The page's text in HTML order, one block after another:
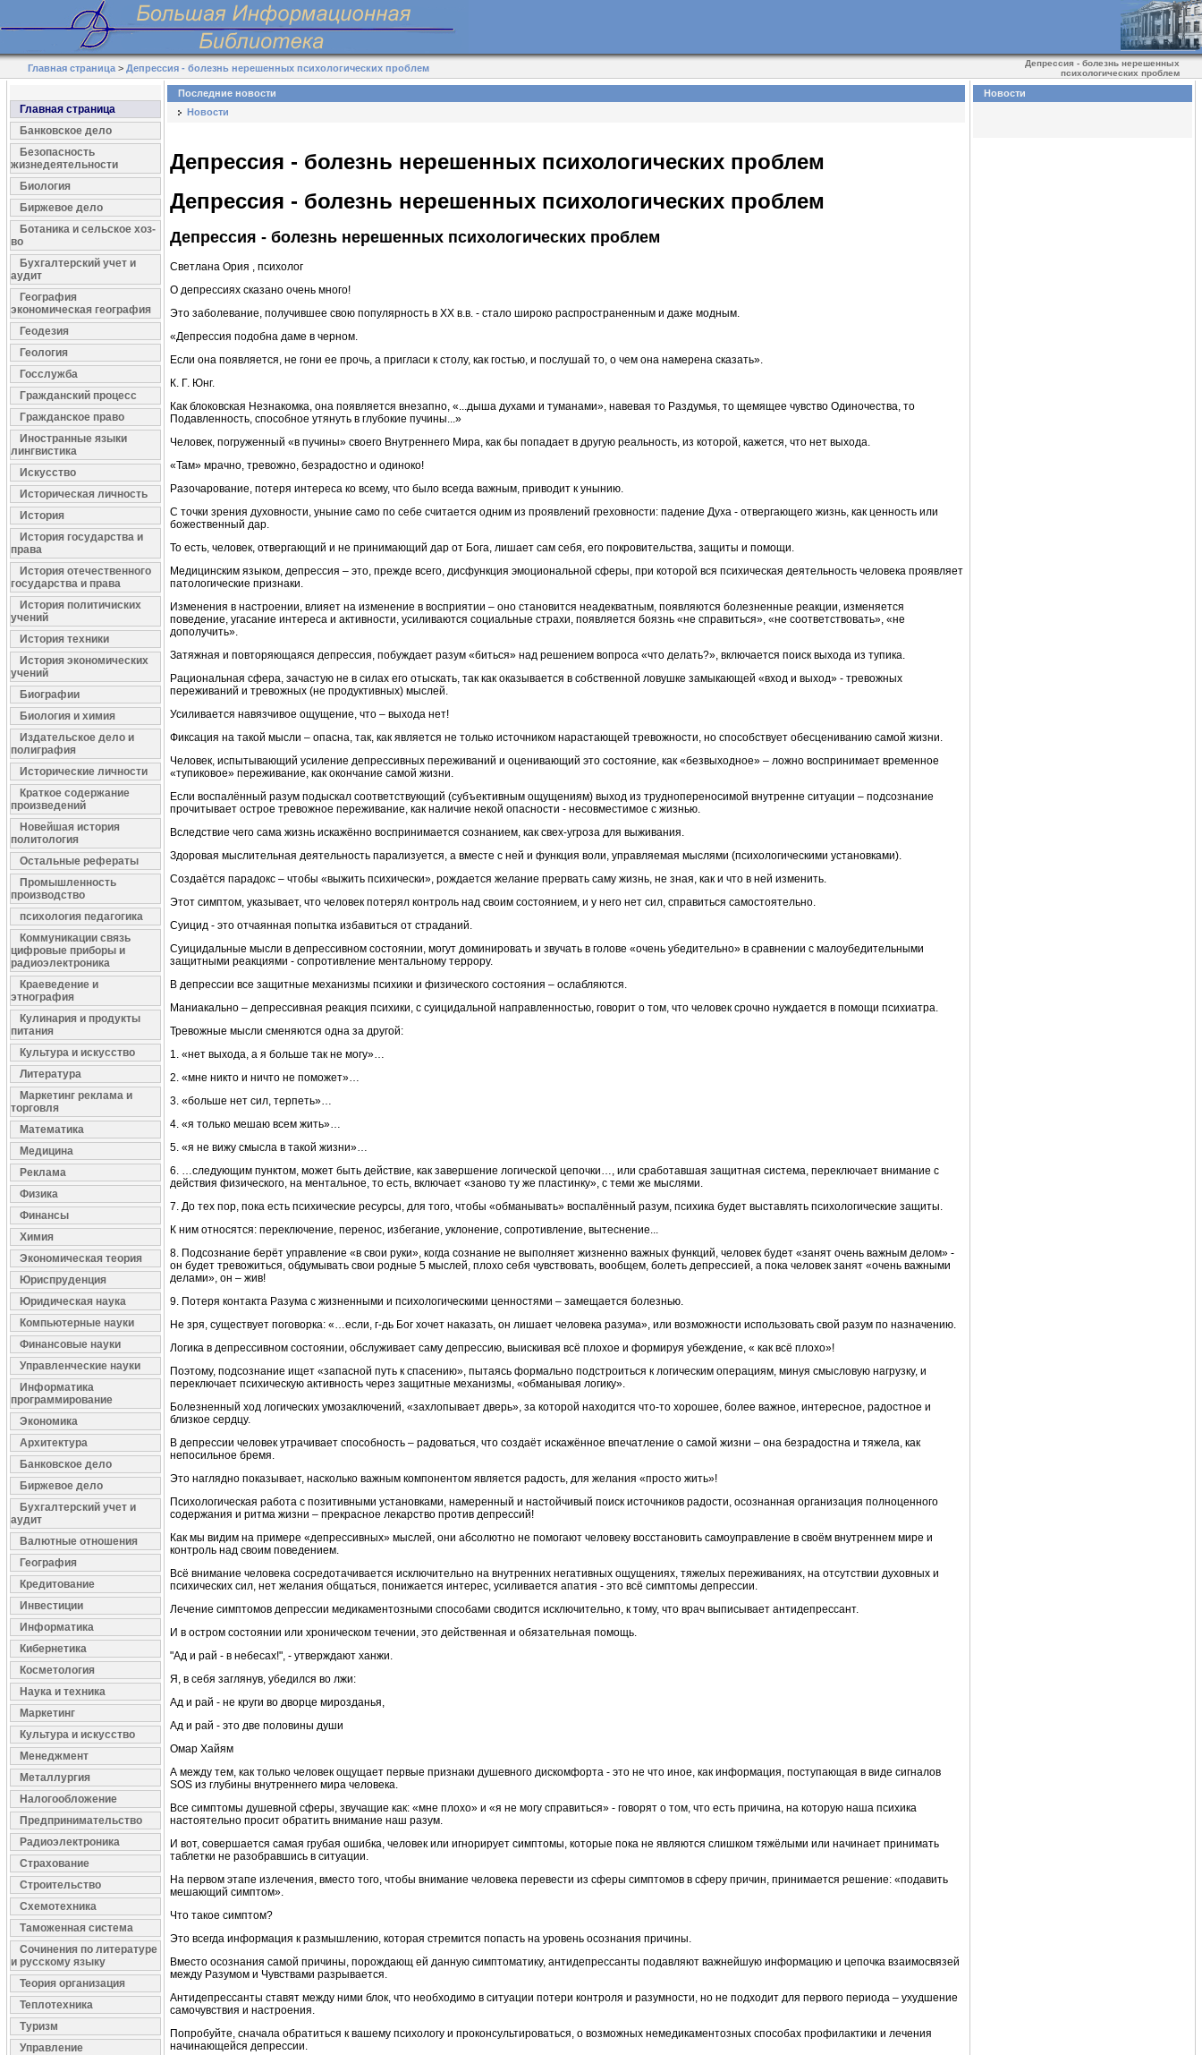
Главная страница >Депрессия - болезнь нерешенных психологических проблем
Депрессия - болезнь нерешенных
психологических проблем
Главная страница
Банковское дело
Безопасность
жизнедеятельности
Биология
Биржевое дело
Ботаника и сельское хоз-
во
Бухгалтерский учет и
аудит
География
экономическая география
Геодезия
Геология
Госслужба
Гражданский процесс
Гражданское право
Иностранные языки
лингвистика
Искусство
Историческая личность
История
История государства и
права
История отечественного
государства и права
История политичиских
учений
История техники
История экономических
учений
Биографии
Биология и химия
Издательское дело и
полиграфия
Исторические личности
Краткое содержание
произведений
Новейшая история
политология
Остальные рефераты
Промышленность
производство
психология педагогика
Коммуникации связь
цифровые приборы и
радиоэлектроника
Краеведение и
этнография
Кулинария и продукты
питания
Культура и искусство
Литература
Маркетинг реклама и
торговля
Математика
Медицина
Реклама
Физика
Финансы
Химия
Экономическая теория
Юриспруденция
Юридическая наука
Компьютерные науки
Финансовые науки
Управленческие науки
Информатика
программирование
Экономика
Архитектура
Банковское дело
Биржевое дело
Бухгалтерский учет и
аудит
Валютные отношения
География
Кредитование
Инвестиции
Информатика
Кибернетика
Косметология
Наука и техника
Маркетинг
Культура и искусство
Менеджмент
Металлургия
Налогообложение
Предпринимательство
Радиоэлектроника
Страхование
Строительство
Схемотехника
Таможенная система
Сочинения по литературе
и русскому языку
Теория организация
Теплотехника
Туризм
Управление
Последние новости
Новости
Депрессия - болезнь нерешенных психологических проблем
Депрессия - болезнь нерешенных психологических проблем
Депрессия - болезнь нерешенных психологических проблем
Светлана Ория , психолог
О депрессиях сказано очень много!
Это заболевание, получившее свою популярность в ХХ в.в. - стало широко распространенным и даже модным.
«Депрессия подобна даме в черном.
Если она появляется, не гони ее прочь, а пригласи к столу, как гостью, и послушай то, о чем она намерена сказать».
К. Г. Юнг.
Как блоковская Незнакомка, она появляется внезапно, «...дыша духами и туманами», навевая то Раздумья, то щемящее чувство Одиночества, то
Подавленность, способное утянуть в глубокие пучины...»
Человек, погруженный «в пучины» своего Внутреннего Мира, как бы попадает в другую реальность, из которой, кажется, что нет выхода.
«Там» мрачно, тревожно, безрадостно и одиноко!
Разочарование, потеря интереса ко всему, что было всегда важным, приводит к унынию.
С точки зрения духовности, уныние само по себе считается одним из проявлений греховности: падение Духа - отвергающего жизнь, как ценность или
божественный дар.
То есть, человек, отвергающий и не принимающий дар от Бога, лишает сам себя, его покровительства, защиты и помощи.
Медицинским языком, депрессия – это, прежде всего, дисфункция эмоциональной сферы, при которой вся психическая деятельность человека проявляет
патологические признаки.
Изменения в настроении, влияет на изменение в восприятии – оно становится неадекватным, появляются болезненные реакции, изменяется
поведение, угасание интереса и активности, усиливаются социальные страхи, появляется боязнь «не справиться», «не соответствовать», «не
дополучить».
Затяжная и повторяющаяся депрессия, побуждает разум «биться» над решением вопроса «что делать?», включается поиск выхода из тупика.
Рациональная сфера, зачастую не в силах его отыскать, так как оказывается в собственной ловушке замыкающей «вход и выход» - тревожных
переживаний и тревожных (не продуктивных) мыслей.
Усиливается навязчивое ощущение, что – выхода нет!
Фиксация на такой мысли – опасна, так, как является не только источником нарастающей тревожности, но способствует обесцениванию самой жизни.
Человек, испытывающий усиление депрессивных переживаний и оценивающий это состояние, как «безвыходное» – ложно воспринимает временное
«тупиковое» переживание, как окончание самой жизни.
Если воспалённый разум подыскал соответствующий (субъективным ощущениям) выход из труднопереносимой внутренне ситуации – подсознание
прочитывает острое тревожное переживание, как наличие некой опасности - несовместимое с жизнью.
Вследствие чего сама жизнь искажённо воспринимается сознанием, как свех-угроза для выживания.
Здоровая мыслительная деятельность парализуется, а вместе с ней и функция воли, управляемая мыслями (психологическими установками).
Создаётся парадокс – чтобы «выжить психически», рождается желание прервать саму жизнь, не зная, как и что в ней изменить.
Этот симптом, указывает, что человек потерял контроль над своим состоянием, и у него нет сил, справиться самостоятельно.
Суицид - это отчаянная попытка избавиться от страданий.
Суицидальные мысли в депрессивном состоянии, могут доминировать и звучать в голове «очень убедительно» в сравнении с малоубедительными
защитными реакциями - сопротивление ментальному террору.
В депрессии все защитные механизмы психики и физического состояния – ослабляются.
Маниакально – депрессивная реакция психики, с суицидальной направленностью, говорит о том, что человек срочно нуждается в помощи психиатра.
Тревожные мысли сменяются одна за другой:
1. «нет выхода, а я больше так не могу»…
2. «мне никто и ничто не поможет»…
3. «больше нет сил, терпеть»…
4. «я только мешаю всем жить»…
5. «я не вижу смысла в такой жизни»…
6. …следующим пунктом, может быть действие, как завершение логической цепочки…, или сработавшая защитная система, переключает внимание с
действия физического, на ментальное, то есть, включает «заново ту же пластинку», с теми же мыслями.
7. До тех пор, пока есть психические ресурсы, для того, чтобы «обманывать» воспалённый разум, психика будет выставлять психологические защиты.
К ним относятся: переключение, перенос, избегание, уклонение, сопротивление, вытеснение...
8. Подсознание берёт управление «в свои руки», когда сознание не выполняет жизненно важных функций, человек будет «занят очень важным делом» -
он будет тревожиться, обдумывать свои родные 5 мыслей, плохо себя чувствовать, вообщем, болеть депрессией, а пока человек занят «очень важными
делами», он – жив!
9. Потеря контакта Разума с жизненными и психологическими ценностями – замещается болезнью.
Не зря, существует поговорка: «…если, г-дь Бог хочет наказать, он лишает человека разума», или возможности использовать свой разум по назначению.
Логика в депрессивном состоянии, обслуживает саму депрессию, выискивая всё плохое и формируя убеждение, « как всё плохо»!
Поэтому, подсознание ищет «запасной путь к спасению», пытаясь формально подстроиться к логическим операциям, минуя смысловую нагрузку, и
переключает психическую активность через защитные механизмы, «обманывая логику».
Болезненный ход логических умозаключений, «захлопывает дверь», за которой находится что-то хорошее, более важное, интересное, радостное и
близкое сердцу.
В депрессии человек утрачивает способность – радоваться, что создаёт искажённое впечатление о самой жизни – она безрадостна и тяжела, как
непосильное бремя.
Это наглядно показывает, насколько важным компонентом является радость, для желания «просто жить»!
Психологическая работа с позитивными установками, намеренный и настойчивый поиск источников радости, осознанная организация полноценного
содержания и ритма жизни – прекрасное лекарство против депрессий!
Как мы видим на примере «депрессивных» мыслей, они абсолютно не помогают человеку восстановить самоуправление в своём внутреннем мире и
контроль над своим поведением.
Всё внимание человека сосредотачивается исключительно на внутренних негативных ощущениях, тяжелых переживаниях, на отсутствии духовных и
психических сил, нет желания общаться, понижается интерес, усиливается апатия - это всё симптомы депрессии.
Лечение симптомов депрессии медикаментозными способами сводится исключительно, к тому, что врач выписывает антидепрессант.
И в остром состоянии или хроническом течении, это действенная и обязательная помощь.
"Ад и рай - в небесах!", - утверждают ханжи.
Я, в себя заглянув, убедился во лжи:
Ад и рай - не круги во дворце мирозданья,
Ад и рай - это две половины души
Омар Хайям
А между тем, как только человек ощущает первые признаки душевного дискомфорта - это не что иное, как информация, поступающая в виде сигналов
SOS из глубины внутреннего мира человека.
Все симптомы душевной сферы, звучащие как: «мне плохо» и «я не могу справиться» - говорят о том, что есть причина, на которую наша психика
настоятельно просит обратить внимание наш разум.
И вот, совершается самая грубая ошибка, человек или игнорирует симптомы, которые пока не являются слишком тяжёлыми или начинает принимать
таблетки не разобравшись в ситуации.
На первом этапе излечения, вместо того, чтобы внимание человека перевести из сферы симптомов в сферу причин, принимается решение: «подавить
мешающий симптом».
Что такое симптом?
Это всегда информация к размышлению, которая стремится попасть на уровень осознания причины.
Вместо осознания самой причины, порождающ ей данную симптоматику, антидепрессанты подавляют важнейшую информацию и цепочка взаимосвязей
между Разумом и Чувствами разрывается.
Антидепрессанты ставят между ними блок, что необходимо в ситуации потери контроля и разумности, но не подходит для первого периода – ухудшение
самочувствия и настроения.
Попробуйте, сначала обратиться к вашему психологу и проконсультироваться, о возможных немедикаментозных способах профилактики и лечения
начинающейся депрессии.
Новости